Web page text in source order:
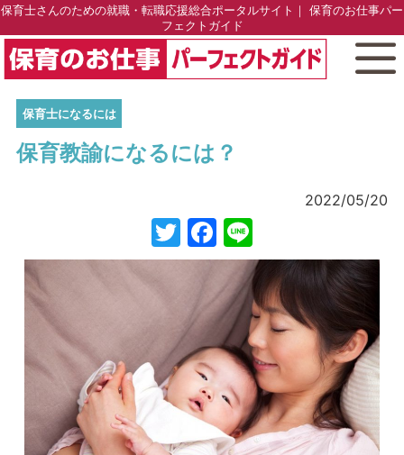
保育士さんのための就職・転職応援総合ポータルサイト｜ 保育のお仕事パー
フェクトガイド
保育士になるには
保育教諭になるには？
2022/05/20
TwitterFacebook